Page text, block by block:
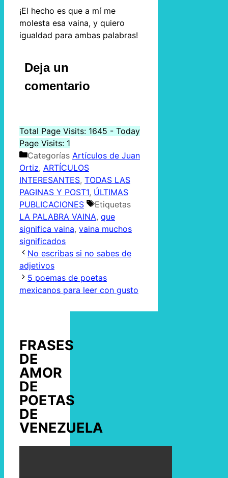
¡El hecho es que a mí me
molesta esa vaina, y quiero
igualdad para ambas palabras!
Deja un
comentario
Total Page Visits: 1645 - Today
Page Visits: 1
Categorías Artículos de Juan
Ortiz, ARTÍCULOS
INTERESANTES, TODAS LAS
PAGINAS Y POST1, ÚLTIMAS
PUBLICACIONES
Etiquetas
LA PALABRA VAINA, que
significa vaina, vaina muchos
significados
No escribas si no sabes de
adjetivos
5 poemas de poetas
mexicanos para leer con gusto
FRASES
DE
AMOR
DE
POETAS
DE
VENEZUELA